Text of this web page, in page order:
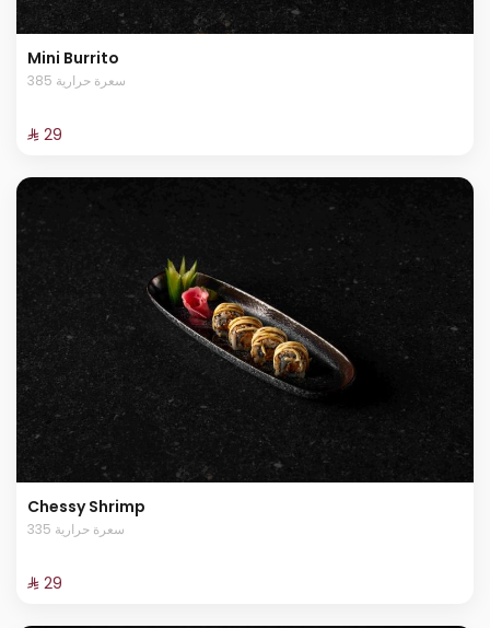
Mini Burrito
385 سعرة حرارية
⁨⁦‪‬ 29⁩
Chessy Shrimp
335 سعرة حرارية
⁨⁦‪‬ 29⁩